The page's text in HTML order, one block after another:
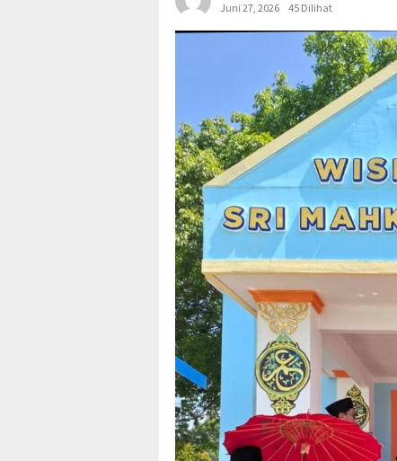
Juni 27, 2026
45 Dilihat